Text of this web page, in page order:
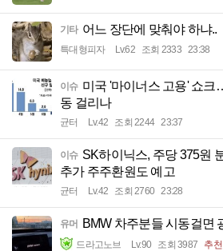
기타 어느 장단에 맞춰야 하냐..
특대형피자 Lv.62 조회 2333 23:38
이슈 미국 '마이너스 고용' 쇼크
동 걸리나
균터 Lv.42 조회 2244 23:37
이슈 SK하이닉스, 주당 375원
추가 주주환원도 예고
균터 Lv.42 조회 2760 23:28
유머 BMW 차주분들 시동걸면
드라고노브 Lv.90 조회 3987 추천